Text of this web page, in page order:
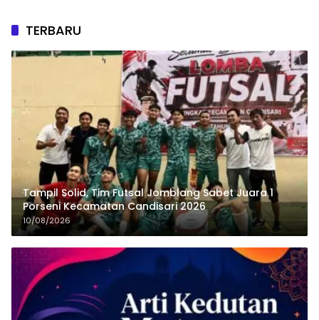
TERBARU
Tampil Solid, Tim Futsal Jomblang Sabet Juara 1
Porseni Kecamatan Candisari 2026
10/08/2026